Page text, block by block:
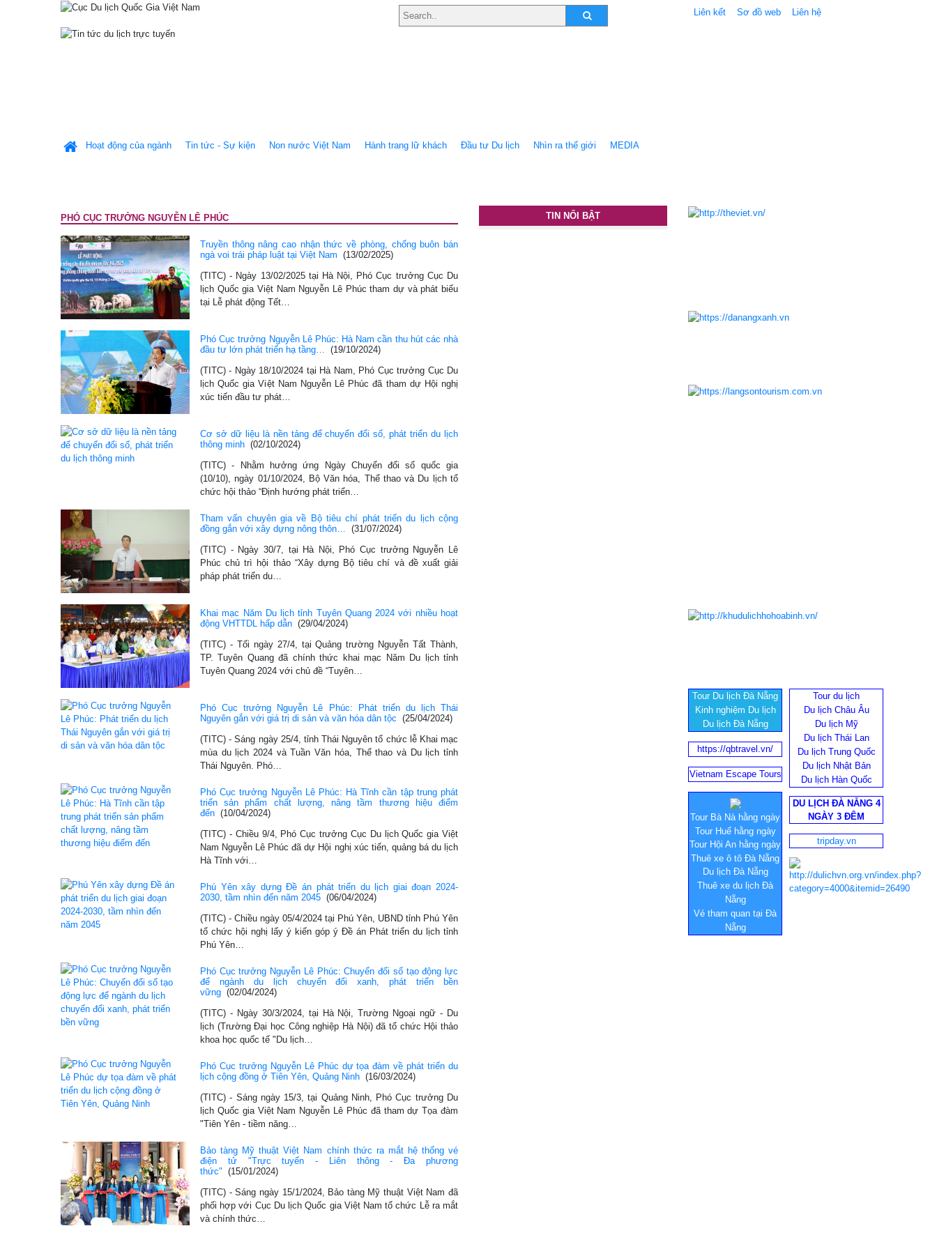
Liên kết Sơ đồ web Liên hệ
Hoạt động của ngành Tin tức - Sự kiện Non nước Việt Nam Hành trang lữ khách Ðầu tư Du lịch Nhìn ra thế giới MEDIA
PHÓ CỤC TRƯỞNG NGUYỄN LÊ PHÚC
Truyền thông nâng cao nhận thức về phòng, chống buôn bán
ngà voi trái pháp luật tại Việt Nam (13/02/2025)
(TITC) - Ngày 13/02/2025 tại Hà Nội, Phó Cục trưởng Cục Du
lịch Quốc gia Việt Nam Nguyễn Lê Phúc tham dự và phát biểu
tại Lễ phát động Tết…
Phó Cục trưởng Nguyễn Lê Phúc: Hà Nam cần thu hút các nhà
đầu tư lớn phát triển hạ tầng… (19/10/2024)
(TITC) - Ngày 18/10/2024 tại Hà Nam, Phó Cục trưởng Cục Du
lịch Quốc gia Việt Nam Nguyễn Lê Phúc đã tham dự Hội nghị
xúc tiến đầu tư phát…
Cơ sở dữ liệu là nền tảng để chuyển đổi số, phát triển du lịch
thông minh (02/10/2024)
(TITC) - Nhằm hưởng ứng Ngày Chuyển đổi số quốc gia
(10/10), ngày 01/10/2024, Bộ Văn hóa, Thể thao và Du lịch tổ
chức hội thảo “Định hướng phát triển…
Tham vấn chuyên gia về Bộ tiêu chí phát triển du lịch cộng
đồng gắn với xây dựng nông thôn… (31/07/2024)
(TITC) - Ngày 30/7, tại Hà Nội, Phó Cục trưởng Nguyễn Lê
Phúc chủ trì hội thảo “Xây dựng Bộ tiêu chí và đề xuất giải
pháp phát triển du…
Khai mạc Năm Du lịch tỉnh Tuyên Quang 2024 với nhiều hoạt
động VHTTDL hấp dẫn (29/04/2024)
(TITC) - Tối ngày 27/4, tại Quảng trường Nguyễn Tất Thành,
TP. Tuyên Quang đã chính thức khai mạc Năm Du lịch tỉnh
Tuyên Quang 2024 với chủ đề “Tuyên…
Phó Cục trưởng Nguyễn Lê Phúc: Phát triển du lịch Thái
Nguyên gắn với giá trị di sản và văn hóa dân tộc (25/04/2024)
(TITC) - Sáng ngày 25/4, tỉnh Thái Nguyên tổ chức lễ Khai mạc
mùa du lịch 2024 và Tuần Văn hóa, Thể thao và Du lịch tỉnh
Thái Nguyên. Phó…
Phó Cục trưởng Nguyễn Lê Phúc: Hà Tĩnh cần tập trung phát
triển sản phẩm chất lượng, nâng tầm thương hiệu điểm
đến (10/04/2024)
(TITC) - Chiều 9/4, Phó Cục trưởng Cục Du lịch Quốc gia Việt
Nam Nguyễn Lê Phúc đã dự Hội nghị xúc tiến, quảng bá du lịch
Hà Tĩnh với…
Phú Yên xây dựng Đề án phát triển du lịch giai đoạn 2024-
2030, tầm nhìn đến năm 2045 (06/04/2024)
(TITC) - Chiều ngày 05/4/2024 tại Phú Yên, UBND tỉnh Phú Yên
tổ chức hội nghị lấy ý kiến góp ý Đề án Phát triển du lịch tỉnh
Phú Yên…
Phó Cục trưởng Nguyễn Lê Phúc: Chuyển đổi số tạo động lực
để ngành du lịch chuyển đổi xanh, phát triển bền
vững (02/04/2024)
(TITC) - Ngày 30/3/2024, tại Hà Nội, Trường Ngoại ngữ - Du
lịch (Trường Đại học Công nghiệp Hà Nội) đã tổ chức Hội thảo
khoa học quốc tế "Du lịch…
Phó Cục trưởng Nguyễn Lê Phúc dự tọa đàm về phát triển du
lịch cộng đồng ở Tiên Yên, Quảng Ninh (16/03/2024)
(TITC) - Sáng ngày 15/3, tại Quảng Ninh, Phó Cục trưởng Du
lịch Quốc gia Việt Nam Nguyễn Lê Phúc đã tham dự Tọa đàm
"Tiên Yên - tiềm năng…
Bảo tàng Mỹ thuật Việt Nam chính thức ra mắt hệ thống vé
điện tử "Trực tuyến - Liên thông - Đa phương
thức" (15/01/2024)
(TITC) - Sáng ngày 15/1/2024, Bảo tàng Mỹ thuật Việt Nam đã
phối hợp với Cục Du lịch Quốc gia Việt Nam tổ chức Lễ ra mắt
và chính thức…
TIN NỔI BẬT
Tour Du lịch Đà Nẵng
Kinh nghiệm Du lịch
Du lịch Đà Nẵng
Tour du lịch
Du lịch Châu Âu
Du lịch Mỹ
Du lịch Thái Lan
Du lịch Trung Quốc
Du lịch Nhật Bản
Du lịch Hàn Quốc
https://qbtravel.vn/
Vietnam Escape Tours
Tour Bà Nà hằng ngày
Tour Huế hằng ngày
Tour Hội An hằng ngày
Thuê xe ô tô Đà Nẵng
Du lịch Đà Nẵng
Thuê xe du lịch Đà
Nẵng
Vé tham quan tại Đà
Nẵng
DU LỊCH ĐÀ NẴNG 4
NGÀY 3 ĐÊM
tripday.vn